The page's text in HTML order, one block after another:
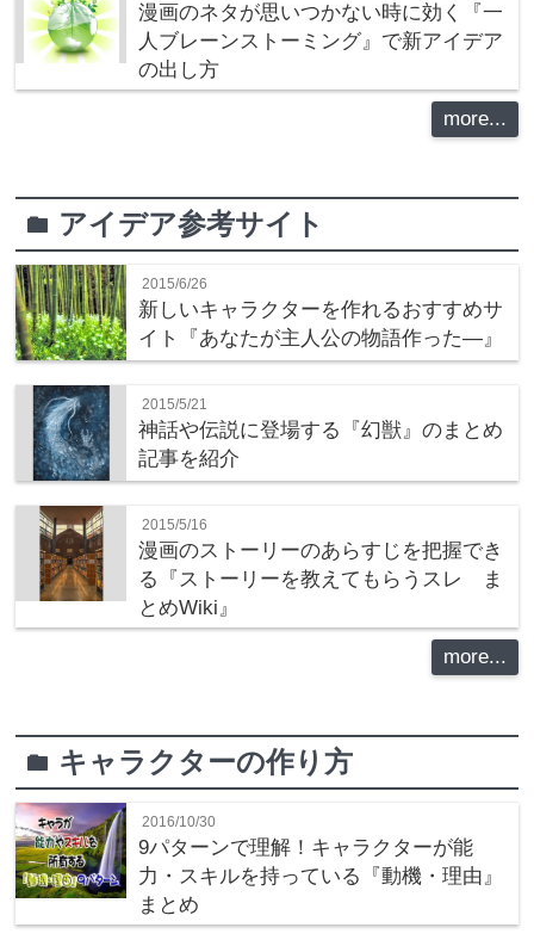
漫画のネタが思いつかない時に効く『一
人ブレーンストーミング』で新アイデア
の出し方
more...
folder アイデア参考サイト
2015/6/26
新しいキャラクターを作れるおすすめサ
イト『あなたが主人公の物語作った―』
2015/5/21
神話や伝説に登場する『幻獣』のまとめ
記事を紹介
2015/5/16
漫画のストーリーのあらすじを把握でき
る『ストーリーを教えてもらうスレ ま
とめWiki』
more...
folder キャラクターの作り方
2016/10/30
9パターンで理解！キャラクターが能
力・スキルを持っている『動機・理由』
まとめ